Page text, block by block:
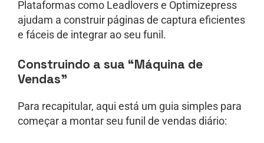
Plataformas como Leadlovers e Optimizepress
ajudam a construir páginas de captura eficientes
e fáceis de integrar ao seu funil.
Construindo a sua “Máquina de
Vendas”
Para recapitular, aqui está um guia simples para
começar a montar seu funil de vendas diário: